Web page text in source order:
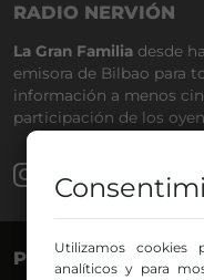
RADIO NERVIÓN
La Gran Familia desde
emisora de Bilbao para
información a menos
participación de los
PROGRAMAS
Utilizamos cookies
analíticos y para